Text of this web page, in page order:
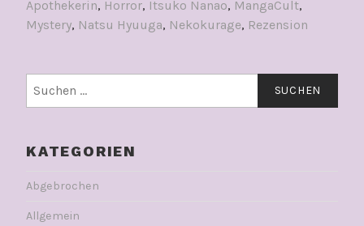
Apothekerin, Horror, Itsuko Nanao, MangaCult,
Mystery, Natsu Hyuuga, Nekokurage, Rezension
nach:
KATEGORIEN
Abgebrochen
Allgemein